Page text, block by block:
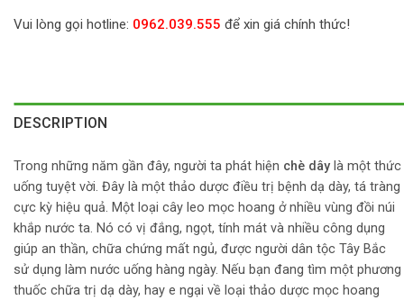
Vui lòng gọi hotline: 0962.039.555 để xin giá chính thức!
DESCRIPTION
Trong những năm gần đây, người ta phát hiện chè dây là một thức
uống tuyệt vời. Đây là một thảo dược điều trị bệnh dạ dày, tá tràng
cực kỳ hiệu quả. Một loại cây leo mọc hoang ở nhiều vùng đồi núi
khắp nước ta. Nó có vị đắng, ngọt, tính mát và nhiều công dụng
giúp an thần, chữa chứng mất ngủ, được người dân tộc Tây Bắc
sử dụng làm nước uống hàng ngày. Nếu bạn đang tìm một phương
thuốc chữa trị dạ dày, hay e ngại về loại thảo dược mọc hoang